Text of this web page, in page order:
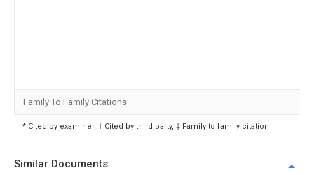
Family To Family Citations
* Cited by examiner, † Cited by third party, ‡ Family to family citation
Similar Documents